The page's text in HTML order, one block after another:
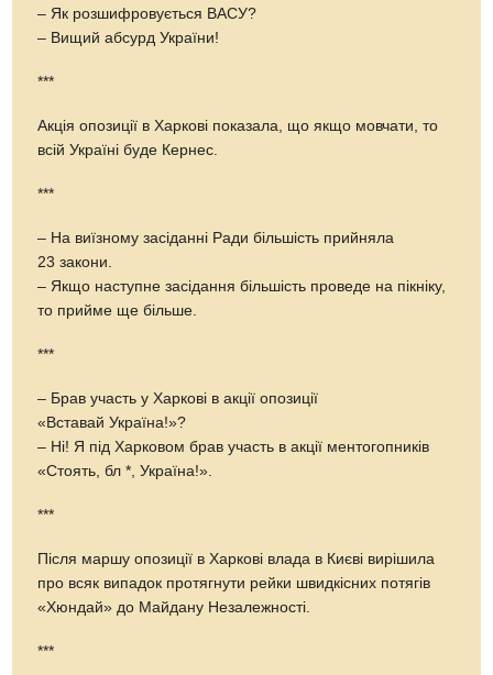
– Як розшифровується ВАСУ?
– Вищий абсурд України!
***
Акція опозиції в Харкові показала, що якщо мовчати, то
всій Україні буде Кернес.
***
– На виїзному засіданні Ради більшість прийняла
23 закони.
– Якщо наступне засідання більшість проведе на пікніку,
то прийме ще більше.
***
– Брав участь у Харкові в акції опозиції
«Вставай Україна!»?
– Ні! Я під Харковом брав участь в акції ментогопників
«Стоять, бл *, Україна!».
***
Після маршу опозиції в Харкові влада в Києві вирішила
про всяк випадок протягнути рейки швидкісних потягів
«Хюндай» до Майдану Незалежності.
***